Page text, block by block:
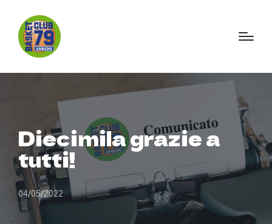
Diecimila grazie a
tutti!
04/05/2022